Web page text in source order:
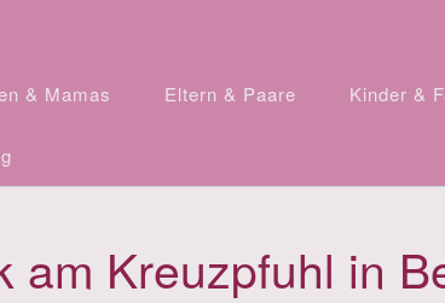
& Mamas Eltern & Paare Kinder &
am Kreuzpfuhl in